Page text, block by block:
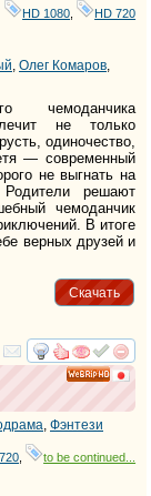
HD 1080 HD 720
, Олег Комаров,
чемоданчика
не только
одиночество,
— современный
не выгнать на
решают
чемоданчик
В итоге
верных друзей и
Скачать
смотреть
, Фэнтези
to be continued...